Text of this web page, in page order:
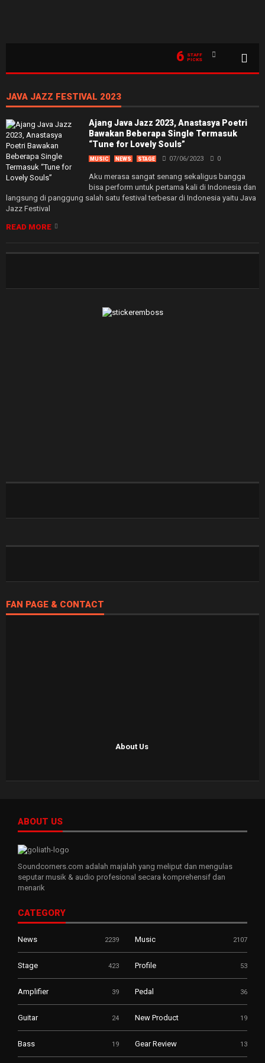
6
STAFF
PICKS
JAVA JAZZ FESTIVAL 2023
Ajang Java Jazz 2023, Anastasya Poetri
Bawakan Beberapa Single Termasuk
“Tune for Lovely Souls”
MUSIC NEWS STAGE 07/06/2023 0
Aku merasa sangat senang sekaligus bangga
bisa perform untuk pertama kali di Indonesia dan
langsung di panggung salah satu festival terbesar di Indonesia yaitu Java
Jazz Festival
READ MORE
FAN PAGE & CONTACT
About Us
ABOUT US
Soundcorners.com adalah majalah yang meliput dan mengulas
seputar musik & audio profesional secara komprehensif dan
menarik
CATEGORY
News 2239 Music 2107
Stage 423 Profile 53
Amplifier 39 Pedal 36
Guitar 24 New Product 19
Bass 19 Gear Review 13